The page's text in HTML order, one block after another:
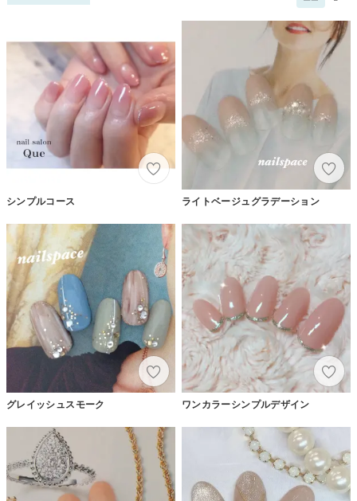
シンプルコース ライトベージュグラデーション
グレイッシュスモーク ワンカラーシンプルデザイン